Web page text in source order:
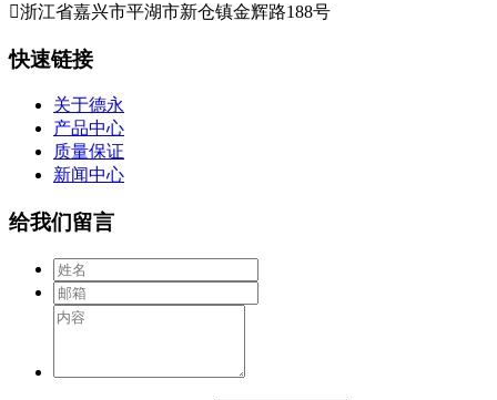
浙江省嘉兴市平湖市新仓镇金辉路188号
快速链接
关于德永
产品中心
质量保证
新闻中心
给我们留言